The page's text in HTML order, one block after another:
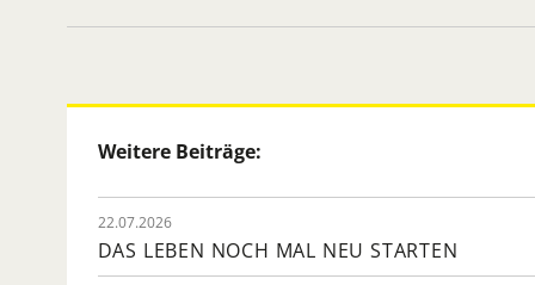
Weitere Beiträge:
22.07.2026
DAS LEBEN NOCH MAL NEU STARTEN